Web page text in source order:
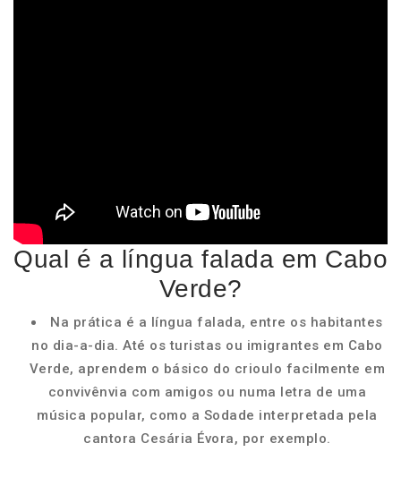
Qual é a língua falada em Cabo
Verde?
Na prática é a língua falada, entre os habitantes
no dia-a-dia. Até os turistas ou imigrantes em Cabo
Verde, aprendem o básico do crioulo facilmente em
convivênvia com amigos ou numa letra de uma
música popular, como a Sodade interpretada pela
cantora Cesária Évora, por exemplo.